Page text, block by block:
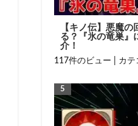
【キノ伝】悪魔
る？『氷の竜巣』
介！
117件のビュー カテ